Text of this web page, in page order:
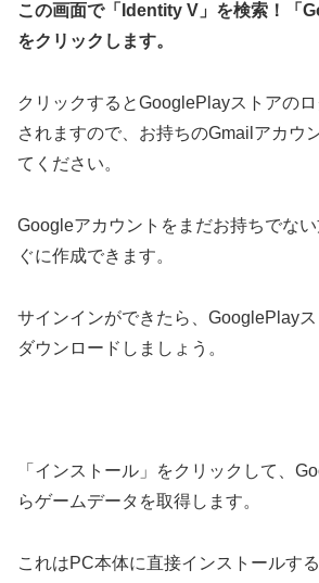
この画面で「Identity V」を検索！「
をクリックします。
クリックするとGooglePlayストアの
されますので、お持ちのGmailアカウ
てください。
Googleアカウントをまだお持ちでな
ぐに作成できます。
サインインができたら、GooglePlay
ダウンロードしましょう。
「インストール」をクリックして、
らゲームデータを取得します。
これはPC本体に直接インストールする